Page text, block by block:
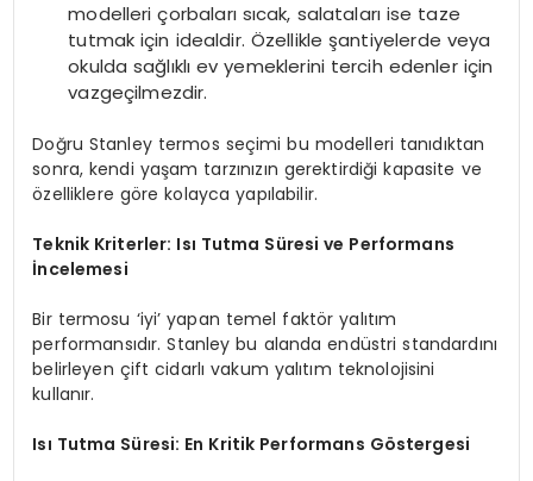
modelleri çorbaları sıcak, salataları ise taze
tutmak için idealdir. Özellikle şantiyelerde veya
okulda sağlıklı ev yemeklerini tercih edenler için
vazgeçilmezdir.
Doğru Stanley termos seçimi bu modelleri tanıdıktan
sonra, kendi yaşam tarzınızın gerektirdiği kapasite ve
özelliklere göre kolayca yapılabilir.
Teknik Kriterler: Isı Tutma Süresi ve Performans
İncelemesi
Bir termosu ‘iyi’ yapan temel faktör yalıtım
performansıdır. Stanley bu alanda endüstri standardını
belirleyen çift cidarlı vakum yalıtım teknolojisini
kullanır.
Isı Tutma Süresi: En Kritik Performans Göstergesi